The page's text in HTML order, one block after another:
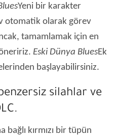
Yeni bir karakter
otomatik olarak görev
tamamlamak için en
Eski Dünya BluesEk
başlayabilirsiniz.
silahlar ve
bağlı kırmızı bir tüpün